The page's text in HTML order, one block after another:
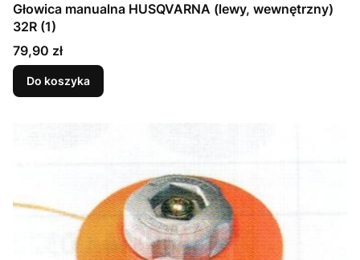
Głowica manualna HUSQVARNA (lewy, wewnętrzny)
32R (1)
Cena
79,90 zł
Do koszyka